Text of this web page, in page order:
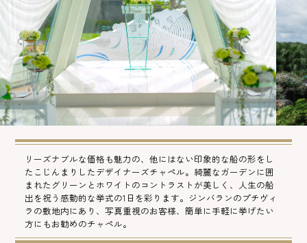
リーズナブルな価格も魅力の、他にはない印象的な船の形をし
たこじんまりしたデザイナーズチャペル。綺麗なガーデンに囲
まれたグリーンとホワイトのコントラストが美しく、人生の船
出を祝う感動的な挙式の1日を彩ります。ジンバランのプチヴィ
ラの敷地内にあり、写真重視のお客様、簡単に手軽に挙げたい
方にもお勧めのチャペル。